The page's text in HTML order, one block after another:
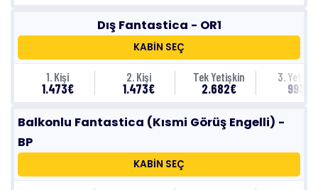
Dış Fantastica - OR1
KABİN SEÇ
1. Kişi
1.473€
2. Kişi
1.473€
Tek Yetişkin
2.682€
3.
993€
Balkonlu Fantastica (Kısmi Görüş Engelli) -
BP
KABİN SEÇ